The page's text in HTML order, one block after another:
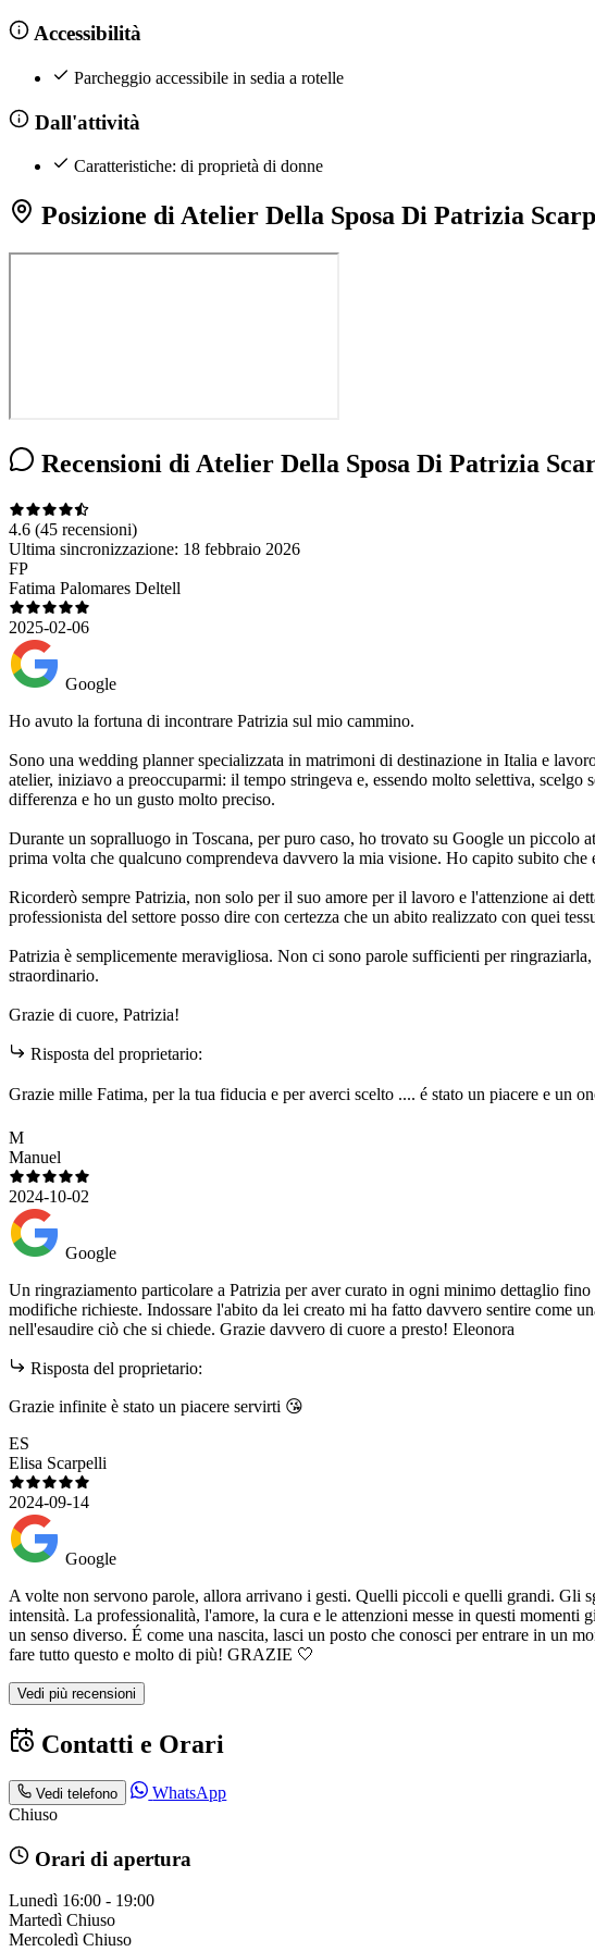
Accessibilità
Parcheggio accessibile in sedia a rotelle
Dall'attività
Caratteristiche: di proprietà di donne
Posizione di Atelier Della Sposa Di Patrizia
Recensioni di Atelier Della Sposa Di Patrizia
4.6 (45 recensioni)
Ultima sincronizzazione: 18 febbraio 2026
FP
Fatima Palomares Deltell
2025-02-06
Google
Ho avuto la fortuna di incontrare Patrizia sul mio cammino.
Sono una wedding planner specializzata in matrimoni di destinazione in Italia e
atelier, iniziavo a preoccuparmi: il tempo stringeva e, essendo molto selettiva,
differenza e ho un gusto molto preciso.
Durante un sopralluogo in Toscana, per puro caso, ho trovato su Google un
prima volta che qualcuno comprendeva davvero la mia visione. Ho capito subito che
Ricorderò sempre Patrizia, non solo per il suo amore per il lavoro e l'attenzione ai
professionista del settore posso dire con certezza che un abito realizzato con quei
Patrizia è semplicemente meravigliosa. Non ci sono parole sufficienti per
straordinario.
Grazie di cuore, Patrizia!
Risposta del proprietario:
Grazie mille Fatima, per la tua fiducia e per averci scelto .... é stato un piacere e un
M
Manuel
2024-10-02
Google
Un ringraziamento particolare a Patrizia per aver curato in ogni minimo dettaglio
modifiche richieste. Indossare l'abito da lei creato mi ha fatto davvero sentire come
nell'esaudire ciò che si chiede. Grazie davvero di cuore a presto! Eleonora
Risposta del proprietario:
Grazie infinite è stato un piacere servirti 😘
ES
Elisa Scarpelli
2024-09-14
Google
A volte non servono parole, allora arrivano i gesti. Quelli piccoli e quelli grandi. Gli
intensità. La professionalità, l'amore, la cura e le attenzioni messe in questi
un senso diverso. É come una nascita, lasci un posto che conosci per entrare in un
fare tutto questo e molto di più! GRAZIE 🤍
Vedi più recensioni
Contatti e Orari
Vedi telefono
WhatsApp
Chiuso
Orari di apertura
Lunedì 16:00 - 19:00
Martedì Chiuso
Mercoledì Chiuso